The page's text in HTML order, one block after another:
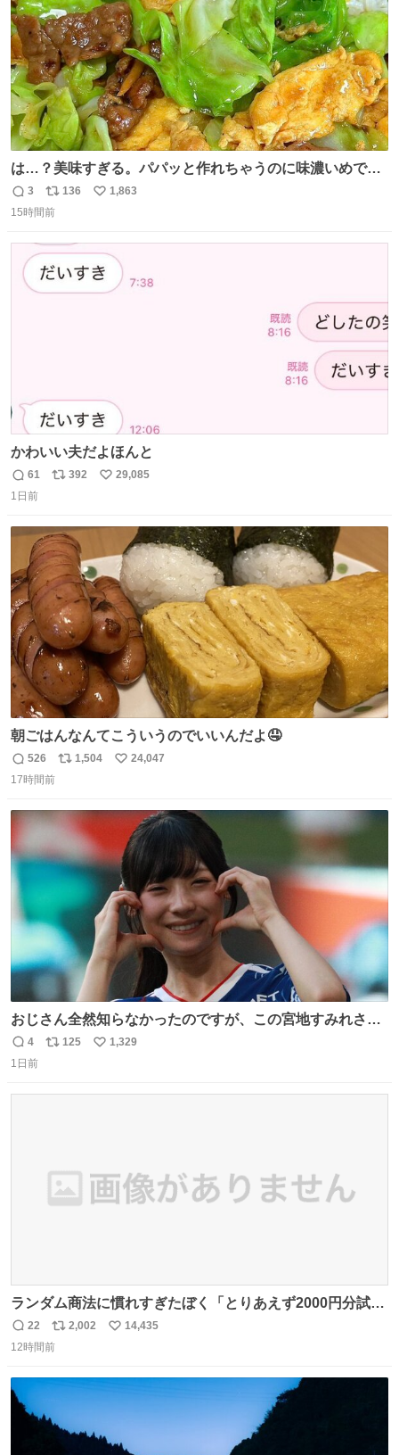
は…？美味すぎる。パパッと作れちゃうのに味濃いめで満
足感エグいの天才だろ🥹
返
信
3
リ
ポ
ト
数
136
い
数
1,863
15時間前
かわいい夫だよほんと
返
信
61
リ
ト
数
392
い
29,085
1日前
朝ごはんなんてこういうのでいいんだよ🤤
返
信
526
リ
ト
1,504
い
数
24,047
17時間前
おじさん全然知らなかったのですが、この宮地すみれさん
（日向坂46）はマリサポだったのですね。 カメラ目線でに
っこりしていただいたので撮影したものの、全然誰だか知
返
信
4
リ
125
い
1,329
1日前
ランダム商法に慣れすぎたぼく「とりあえず2000円分試し
てみるか…」 駅員さん「どれが欲しいの？」 ぼく「えっ
良いんですか？」 駅員さん「何が…？？」 やっぱランダム
わ！！！！！！！！！！！！！！！！！！！！
返
信
22
リ
ポ
ト
2,002
い
数
14,435
12時間前